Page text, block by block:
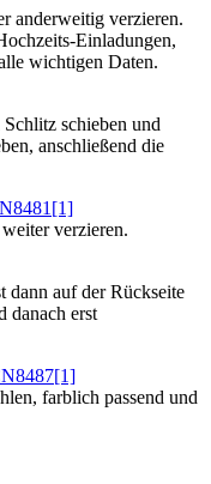
anderweitig verzieren.
Einladungen,
wichtigen Daten.
schieben und
anschließend die
verzieren.
dann auf der Rückseite
danach erst
farblich passend und